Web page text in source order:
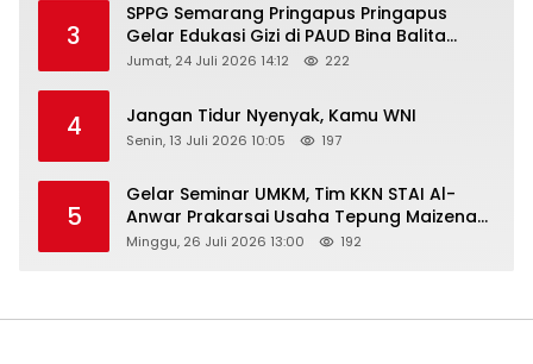
3
SPPG Semarang Pringapus Pringapus
Gelar Edukasi Gizi di PAUD Bina Balita
Peringati Hari Anak Nasional 2026
Jumat, 24 Juli 2026 14:12 222
4 Jangan Tidur Nyenyak, Kamu WNI
Senin, 13 Juli 2026 10:05 197
5
Gelar Seminar UMKM, Tim KKN STAI Al-
Anwar Prakarsai Usaha Tepung Maizena
di Logung
Minggu, 26 Juli 2026 13:00 192